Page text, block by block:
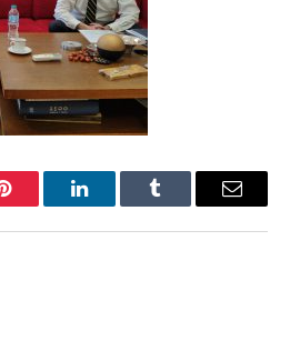
Pinterest LinkedInTumblr Email